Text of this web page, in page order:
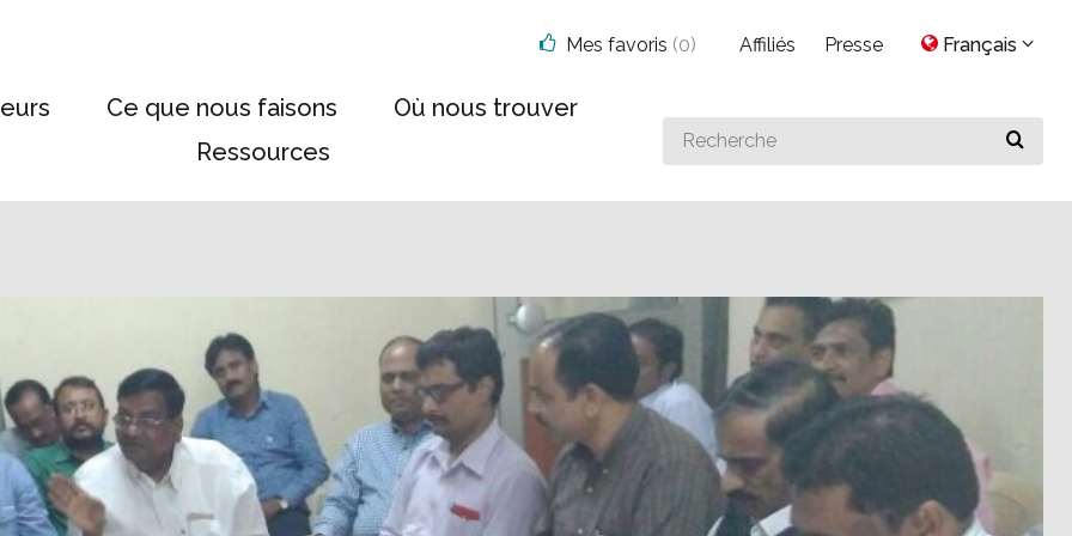
Ce que nous faisons
Où nous trouver
Ressources
Search
for
Mes favoris (0) Affiliés Presse Français